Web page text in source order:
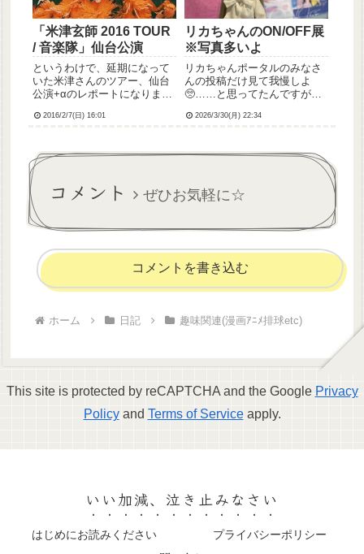
「米津玄師 2016 TOUR
/ 音楽隊」仙台公演
というわけで、延期になって
いた米津さんのツアー、仙台
公演+αのレポートになりま
ので追記から。延期になった
けて良かった！
2016/2/7(日) 16:01
リカちゃんのON/OFF展
※写真多いよ
リカちゃんポータルのみなさ
んの投稿だけ見て我慢しよ
🥺……と思ってたんですが、
い！！！！ってなりまして、
で書いてた「息抜き」です。
お付き合い...
2026/3/30(月) 22:34
コメント ぜひお気軽に☆
コメントを書き込む
ホーム 日記 趣味関連(漫画ｱﾆﾒ排球etc)
This site is protected by reCAPTCHA and the Google Privacy
Policyand Terms of Serviceapply.
いい加減、泣き止みなさい
はじめにお読みください
プライバシーポリシー